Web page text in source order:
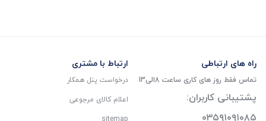
راه های ارتباطی
تماس فقط روز های کاری ساعت 8الی13
پشتیبانی کاربران:
۰۳۵۹۱۰۹۱۰۸۵
ارتباط با مشتری
درخواست پنل همکار
اعلام کالای مرجوعی